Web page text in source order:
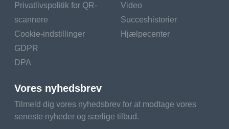
Privatlivspolitik for QR-
scannere
Cookie-indstillinger
GDPR
DPA
Video
Succeshistorier
Hjælpecenter
Vores nyhedsbrev
Tilmeld dig vores nyhedsbrev for at modtage vores
seneste nyheder og særlige tilbud.